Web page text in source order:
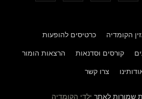
הקומדיה כרטיסים להופעות
קורסים וסדנאות הרצאות הומור
צרו קשר
שמורות לאתר ילדי הקומדיה